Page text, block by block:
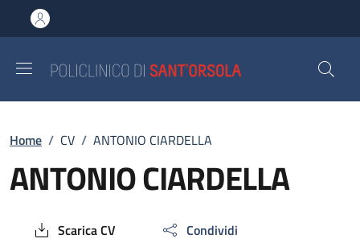
al contenuto principale
to footer content
Breadcrumb
Home / CV / ANTONIO CIARDELLA
ANTONIO CIARDELLA
Scarica CV Condividi